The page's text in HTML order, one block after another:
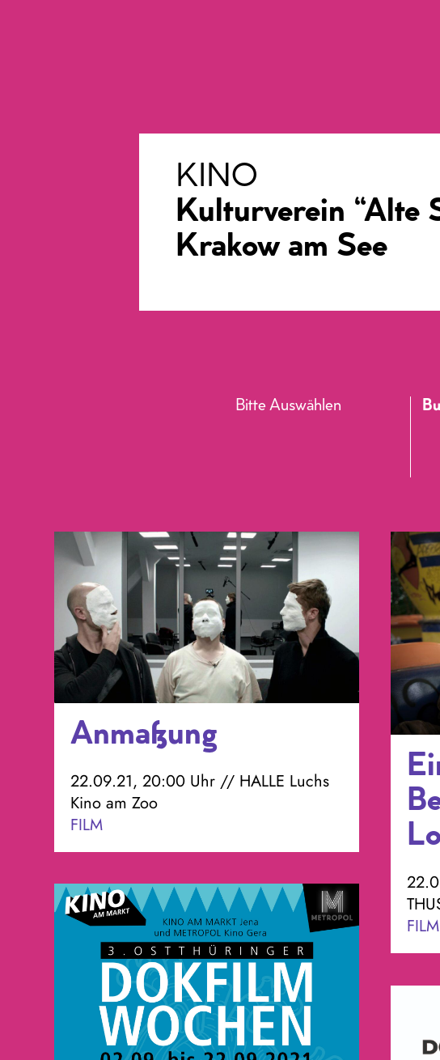
KINO
Kulturverein “Alte
Krakow am See
Bitte Auswählen
Anmaßung
22.09.21, 20:00 Uhr // HALLE Luchs
Kino am Zoo
FILM
FILM